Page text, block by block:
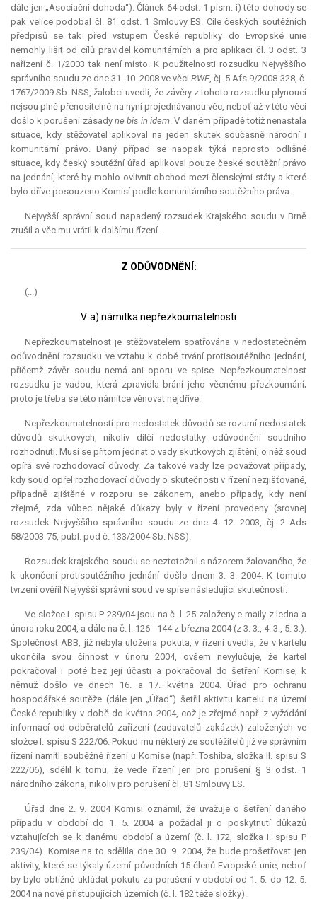
dále jen „Asociační dohoda“). Článek 64 odst. 1 písm. i) této dohody se
pak velice podobal čl. 81 odst. 1 Smlouvy ES. Cíle českých soutěžních
předpisů se tak před vstupem České republiky do Evropské unie
nemohly lišit od cílů pravidel komunitárních a pro aplikaci čl. 3 odst. 3
nařízení č. 1/2003 tak není místo. K použitelnosti rozsudku Nejvyššího
správního soudu ze dne 31. 10. 2008 ve věci RWE, čj. 5 Afs 9/2008-328, č.
1767/2009 Sb. NSS, žalobci uvedli, že závěry z tohoto rozsudku plynoucí
nejsou plně přenositelné na nyní projednávanou věc, neboť až v této věci
došlo k porušení zásady ne bis in idem. V daném případě totiž nenastala
situace, kdy stěžovatel aplikoval na jeden skutek současně národní i
komunitární právo. Daný případ se naopak týká naprosto odlišné
situace, kdy český soutěžní úřad aplikoval pouze české soutěžní právo
na jednání, které by mohlo ovlivnit obchod mezi členskými státy a které
bylo dříve posouzeno Komisí podle komunitárního soutěžního práva.
Nejvyšší správní soud napadený rozsudek Krajského soudu v Brně
zrušil a věc mu vrátil k dalšímu řízení.
Z ODŮVODNĚNÍ:
(...)
V. a) námitka nepřezkoumatelnosti
Nepřezkoumatelnost je stěžovatelem spatřována v nedostatečném
odůvodnění rozsudku ve vztahu k době trvání protisoutěžního jednání,
přičemž závěr soudu nemá ani oporu ve spise. Nepřezkoumatelnost
rozsudku je vadou, která zpravidla brání jeho věcnému přezkoumání;
proto je třeba se této námitce věnovat nejdříve.
Nepřezkoumatelností pro nedostatek důvodů se rozumí nedostatek
důvodů skutkových, nikoliv dílčí nedostatky odůvodnění soudního
rozhodnutí. Musí se přitom jednat o vady skutkových zjištění, o něž soud
opírá své rozhodovací důvody. Za takové vady lze považovat případy,
kdy soud opřel rozhodovací důvody o skutečnosti v řízení nezjišťované,
případně zjištěné v rozporu se zákonem, anebo případy, kdy není
zřejmé, zda vůbec nějaké důkazy byly v řízení provedeny (srovnej
rozsudek Nejvyššího správního soudu ze dne 4. 12. 2003, čj. 2 Ads
58/2003-75, publ. pod č. 133/2004 Sb. NSS).
Rozsudek krajského soudu se neztotožnil s názorem žalovaného, že
k ukončení protisoutěžního jednání došlo dnem 3. 3. 2004. K tomuto
tvrzení ověřil Nejvyšší správní soud ve spise následující skutečnosti:
Ve složce I. spisu P 239/04 jsou na č. l. 25 založeny e-maily z ledna a
února roku 2004, a dále na č. l. 126 - 144 z března 2004 (z 3. 3., 4. 3., 5. 3.).
Společnost ABB, jíž nebyla uložena pokuta, v řízení uvedla, že v kartelu
ukončila svou činnost v únoru 2004, ovšem nevylučuje, že
kartel
pokračoval i poté bez její účasti a pokračoval do šetření Komise, k
němuž došlo ve dnech 16. a 17. května 2004. Úřad pro ochranu
hospodářské soutěže (dále jen „Úřad“) šetřil aktivitu kartelu na území
České republiky v době do května 2004, což je zřejmé např. z vyžádání
informací od odběratelů zařízení (zadavatelů zakázek) založených ve
složce I. spisu S 222/06. Pokud mu některý ze soutěžitelů již ve správním
řízení namítl souběžné řízení u Komise (např. Toshiba, složka II. spisu S
222/06), sdělil k tomu, že vede řízení jen pro porušení § 3 odst. 1
národního zákona, nikoliv pro porušení čl. 81 Smlouvy ES.
Úřad dne 2. 9. 2004 Komisi oznámil, že uvažuje o šetření daného
případu v období do 1. 5. 2004 a požádal ji o poskytnutí důkazů
vztahujících se k danému období a území (č. l. 172, složka I. spisu P
239/04). Komise na to sdělila dne 30. 9. 2004, že bude prošetřovat jen
aktivity, které se týkaly území původních 15 členů Evropské unie, neboť
by bylo obtížné ukládat pokutu za porušení v období od 1. 5. do 12. 5.
2004 na nově přistupujících územích (č. l. 182 téže složky).